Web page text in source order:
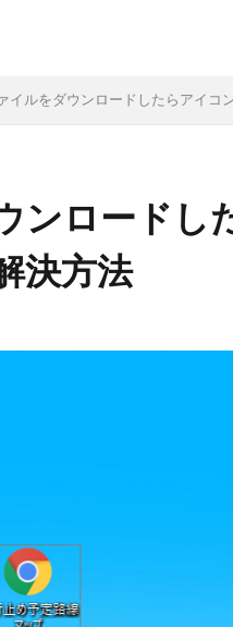
イルをダウンロードしたらアイコ
ンロードし
決方法